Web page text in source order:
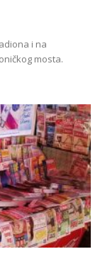
i na
mosta.